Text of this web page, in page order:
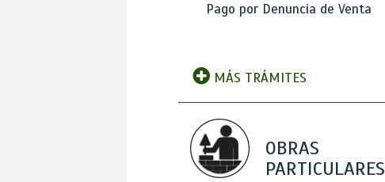
Pago por Denuncia de Venta
MÁS TRÁMITES
OBRAS
PARTICULARES